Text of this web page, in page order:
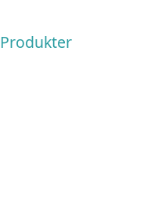
Produkter